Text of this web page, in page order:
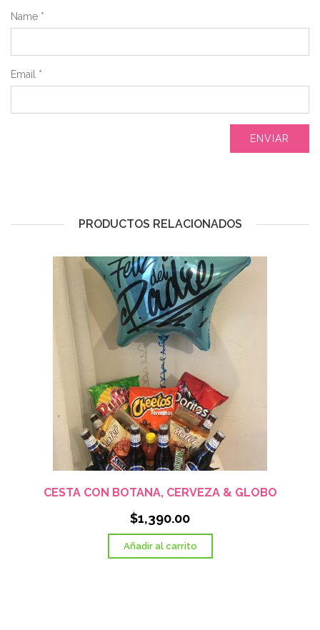
Name *
Email *
PRODUCTOS RELACIONADOS
CESTA CON BOTANA, CERVEZA & GLOBO
$1,390.00
Añadir al carrito